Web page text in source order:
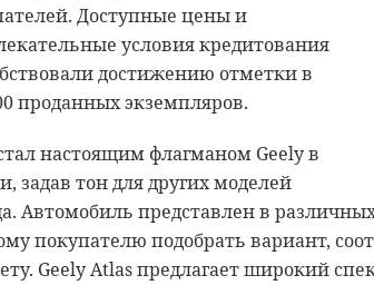
Доступные цены и
условия кредитования
достижению отметки в
проданных экземпляров.
настоящим флагманом Geely в
задав тон для других моделей
Автомобиль представлен в
покупателю подобрать вариант,
Geely Atlas предлагает широкий